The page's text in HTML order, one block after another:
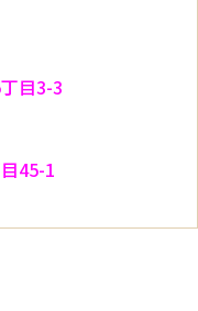
目3-3
45-1